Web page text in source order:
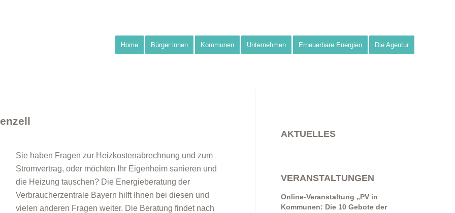
Home Bürger:innen Kommunen Unternehmen Erneuerbare Energien Die Agentur
Sie haben Fragen zur Heizkostenabrechnung und zum
Stromvertrag, oder möchten Ihr Eigenheim sanieren und
die Heizung tauschen? Die Energieberatung der
Verbraucherzentrale Bayern hilft Ihnen bei diesen und
vielen anderen Fragen weiter. Die Beratung findet nach
AKTUELLES
VERANSTALTUNGEN
Online-Veranstaltung „PV in
Kommunen: Die 10 Gebote der